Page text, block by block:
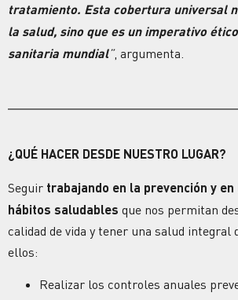
tratamiento. Esta cobertura universal
la salud, sino que es un imperativo
sanitaria mundial”, argumenta.
¿QUÉ HACER DESDE NUESTRO LUGAR?
Seguir trabajando en la prevención y
hábitos saludables que nos permitan
calidad de vida y tener una salud integral
ellos:
Realizar los controles anuales